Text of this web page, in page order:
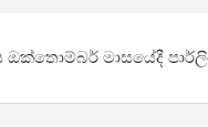
ඔක්තොම්බර් මාසයේදී